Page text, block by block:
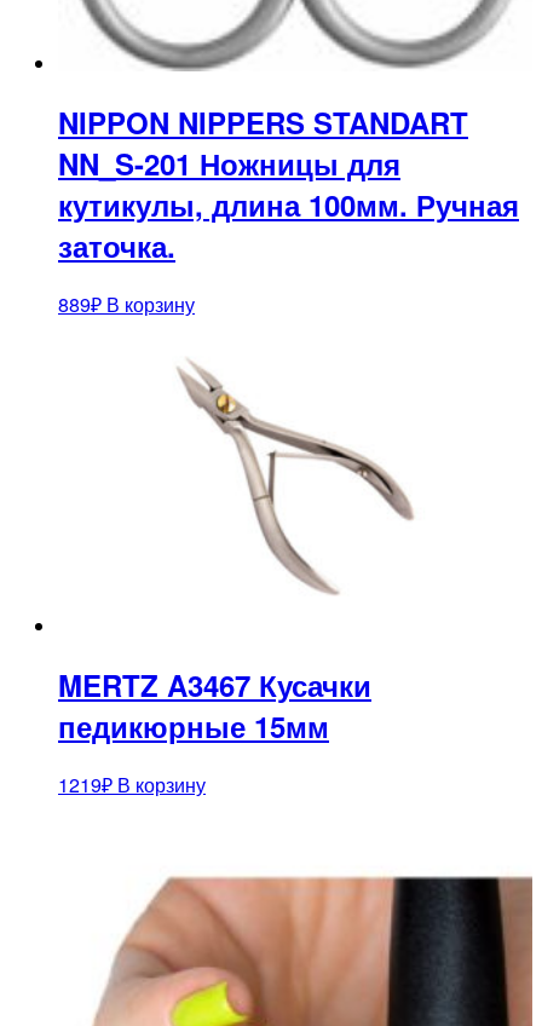
NIPPON NIPPERS STANDART
NN_S-201 Ножницы для
кутикулы, длина 100мм. Ручная
заточка.
889₽ В корзину
MERTZ A3467 Кусачки
педикюрные 15мм
1219₽ В корзину